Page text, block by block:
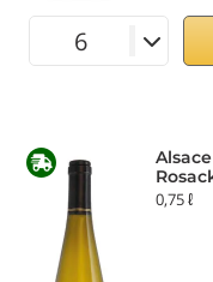
Alsace AOC Riesling Grand Cru
0,75 ℓ